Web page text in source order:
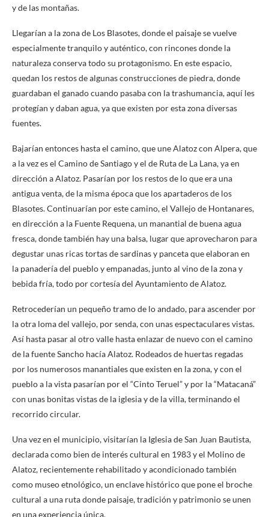
y de las montañas.
Llegarían a la zona de Los Blasotes, donde el paisaje se vuelve
especialmente tranquilo y auténtico, con rincones donde la
naturaleza conserva todo su protagonismo. En este espacio,
quedan los restos de algunas construcciones de piedra, donde
guardaban el ganado cuando pasaba con la trashumancia, aquí les
protegían y daban agua, ya que existen por esta zona diversas
fuentes.
Bajarían entonces hasta el camino, que une Alatoz con Alpera, que
a la vez es el Camino de Santiago y el de Ruta de La Lana, ya en
dirección a Alatoz. Pasarían por los restos de lo que era una
antigua venta, de la misma época que los apartaderos de los
Blasotes. Continuarían por este camino, el Vallejo de Hontanares,
en dirección a la Fuente Requena, un manantial de buena agua
fresca, donde también hay una balsa, lugar que aprovecharon para
degustar unas ricas tortas de sardinas y panceta que elaboran en
la panadería del pueblo y empanadas, junto al vino de la zona y
bebida fría, todo por cortesía del Ayuntamiento de Alatoz.
Retrocederían un pequeño tramo de lo andado, para ascender por
la otra loma del vallejo, por senda, con unas espectaculares vistas.
Así hasta pasar al otro valle hasta enlazar de nuevo con el camino
de la fuente Sancho hacía Alatoz. Rodeados de huertas regadas
por los numerosos manantiales que existen en la zona, y con el
pueblo a la vista pasarían por el “Cinto Teruel” y por la “Matacaná”
con unas bonitas vistas de la iglesia y de la villa, terminando el
recorrido circular.
Una vez en el municipio, visitarían la Iglesia de San Juan Bautista,
declarada como bien de interés cultural en 1983 y el Molino de
Alatoz, recientemente rehabilitado y acondicionado también
como museo etnológico, un enclave histórico que pone el broche
cultural a una ruta donde paisaje, tradición y patrimonio se unen
en una experiencia única.